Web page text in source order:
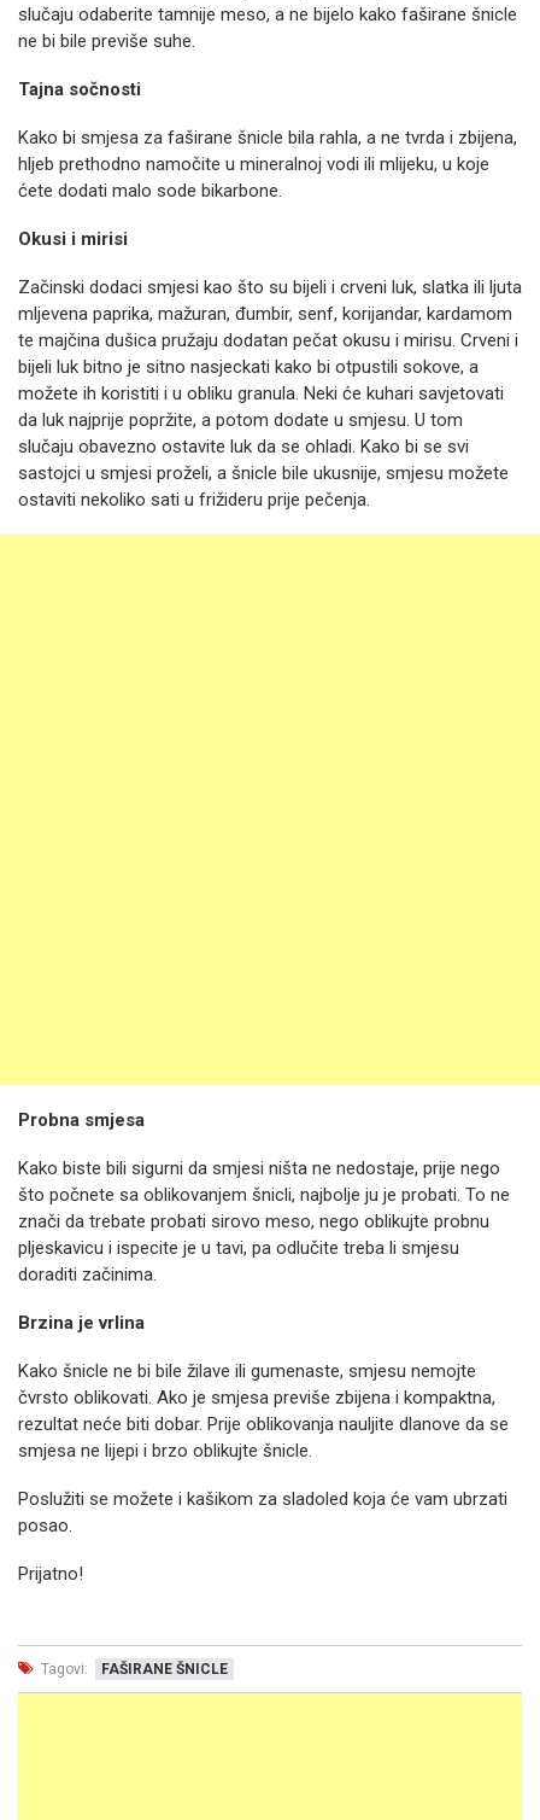
slučaju odaberite tamnije meso, a ne bijelo kako faširane šnicle
ne bi bile previše suhe.
Tajna sočnosti
Kako bi smjesa za faširane šnicle bila rahla, a ne tvrda i zbijena,
hljeb prethodno namočite u mineralnoj vodi ili mlijeku, u koje
ćete dodati malo sode bikarbone.
Okusi i mirisi
Začinski dodaci smjesi kao što su bijeli i crveni luk, slatka ili ljuta
mljevena paprika, mažuran, đumbir, senf, korijandar, kardamom
te majčina dušica pružaju dodatan pečat okusu i mirisu. Crveni i
bijeli luk bitno je sitno nasjeckati kako bi otpustili sokove, a
možete ih koristiti i u obliku granula. Neki će kuhari savjetovati
da luk najprije popržite, a potom dodate u smjesu. U tom
slučaju obavezno ostavite luk da se ohladi. Kako bi se svi
sastojci u smjesi proželi, a šnicle bile ukusnije, smjesu možete
ostaviti nekoliko sati u frižideru prije pečenja.
Probna smjesa
Kako biste bili sigurni da smjesi ništa ne nedostaje, prije nego
što počnete sa oblikovanjem šnicli, najbolje ju je probati. To ne
znači da trebate probati sirovo meso, nego oblikujte probnu
pljeskavicu i ispecite je u tavi, pa odlučite treba li smjesu
doraditi začinima.
Brzina je vrlina
Kako šnicle ne bi bile žilave ili gumenaste, smjesu nemojte
čvrsto oblikovati. Ako je smjesa previše zbijena i kompaktna,
rezultat neće biti dobar. Prije oblikovanja nauljite dlanove da se
smjesa ne lijepi i brzo oblikujte šnicle.
Poslužiti se možete i kašikom za sladoled koja će vam ubrzati
posao.
Prijatno!
Tagovi: FAŠIRANE ŠNICLE